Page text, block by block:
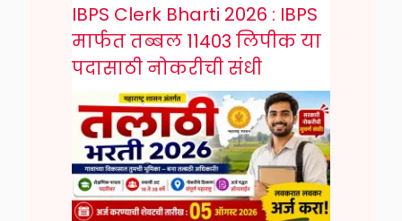
IBPS Clerk Bharti 2026 : IBPS
मार्फत तब्बल 11403 लिपीक या
पदासाठी नोकरीची संधी